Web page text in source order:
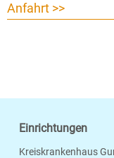
Anfahrt >>
Einrichtungen
Kreiskrankenhaus